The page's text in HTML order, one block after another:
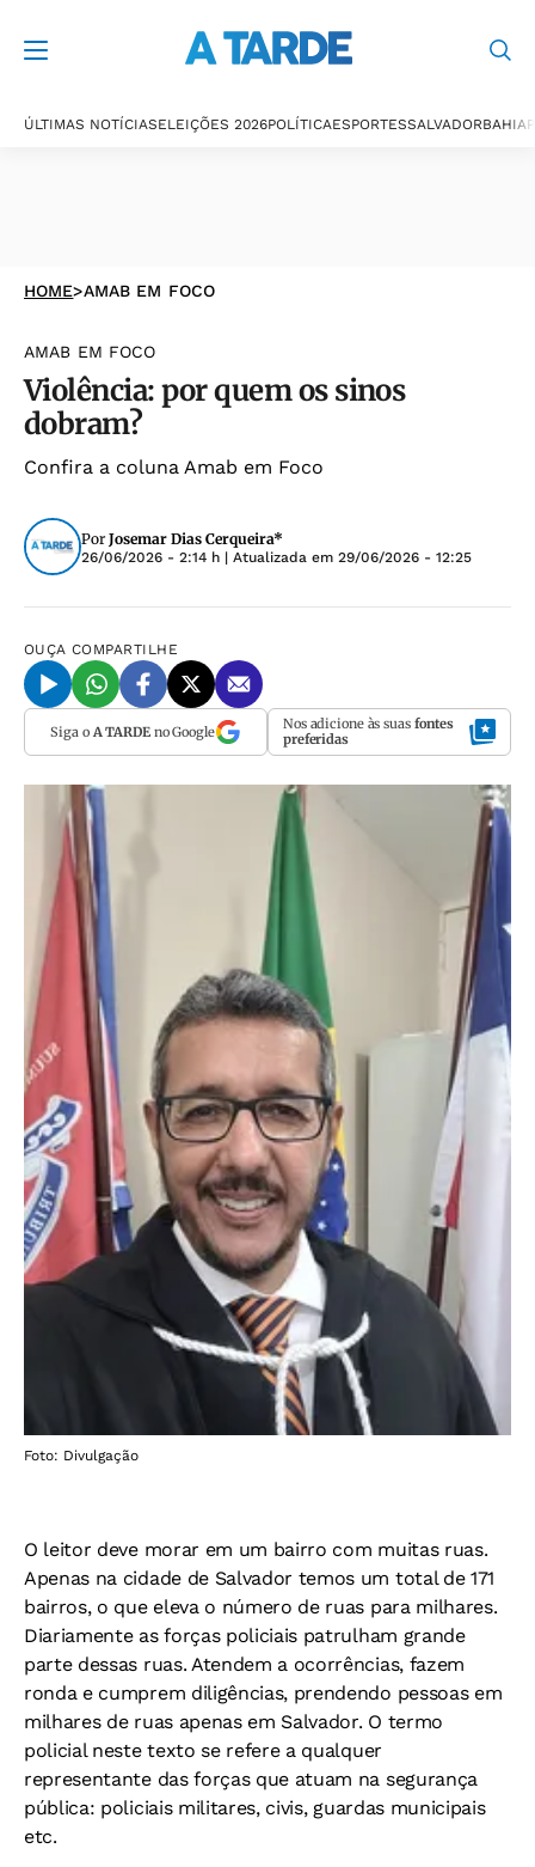
ÚLTIMAS NOTÍCIASELEIÇÕES 2026POLÍTICAESPORTESSALVADORBAHIA
HOME>AMAB EM FOCO
AMAB EM FOCO
Violência: por quem os sinos
dobram?
Confira a coluna Amab em Foco
Por Josemar Dias Cerqueira*
26/06/2026 - 2:14 h | Atualizada em 29/06/2026 - 12:25
OUÇA COMPARTILHE
Siga o A TARDEno Google Nos adicione às suas fontes
preferidas
Foto: Divulgação
O leitor deve morar em um bairro com muitas ruas.
Apenas na cidade de Salvador temos um total de 171
bairros, o que eleva o número de ruas para milhares.
Diariamente as forças policiais patrulham grande
parte dessas ruas. Atendem a ocorrências, fazem
ronda e cumprem diligências, prendendo pessoas em
milhares de ruas apenas em Salvador. O termo
policial neste texto se refere a qualquer
representante das forças que atuam na segurança
pública: policiais militares, civis, guardas municipais
etc.